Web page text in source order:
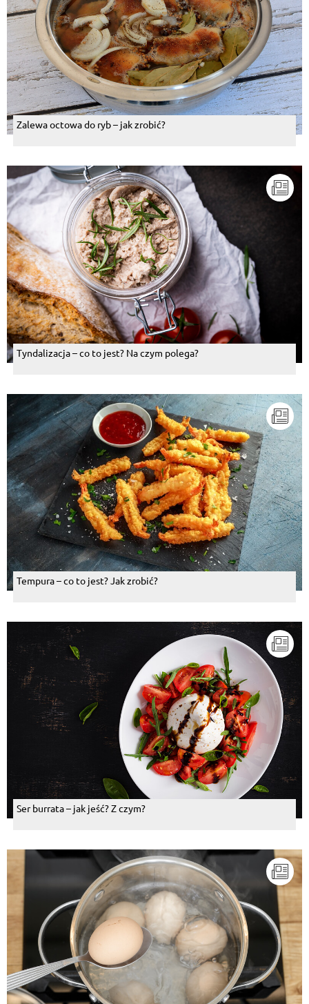
Zalewa octowa do ryb – jak zrobić?
Tyndalizacja – co to jest? Na czym polega?
Tempura – co to jest? Jak zrobić?
Ser burrata – jak jeść? Z czym?